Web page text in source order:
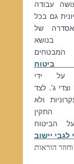
עבודה
גם בכל
של
בנושא
המבטחים
ביטוח
על ידי
ג'. לצד
ולא
התקין
הביטוח
לגבי יישוב
הוראות